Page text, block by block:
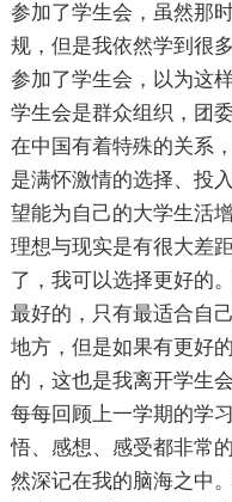
参加了学生会，虽然那
规，但是我依然学到很
参加了学生会，以为这
学生会是群众组织，团
在中国有着特殊的关系
是满怀激情的选择、投
望能为自己的大学生活
理想与现实是有很大差
了，我可以选择更好的
最好的，只有最适合自
地方，但是如果有更好
的，这也是我离开学生
每每回顾上一学期的学
悟、感想、感受都非常
然深记在我的脑海之中